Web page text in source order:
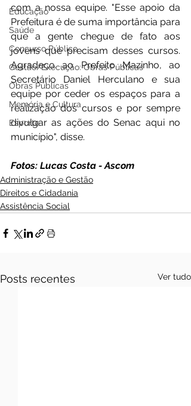
Educação
Saúde
Concurso Público
Gestão/Execução: Obras Públicas
Obras Públicas
Memória e Cultura
Esporte
com a nossa equipe. "Esse apoio da
Prefeitura é de suma importância para
que a gente chegue de fato aos
jovens que precisam desses cursos.
Agradeço ao Prefeito Mazinho, ao
Secretário Daniel Herculano e sua
equipe por ceder os espaços para a
realização dos cursos e por sempre
divulgar as ações do Senac aqui no
município", disse.
Fotos: Lucas Costa - Ascom
Administração e Gestão
Direitos e Cidadania
Assistência Social
Posts recentes Ver tudo